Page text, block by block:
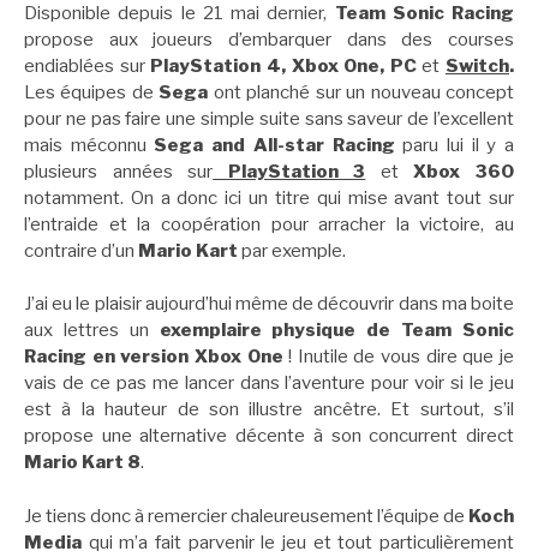
Disponible depuis le 21 mai dernier, Team Sonic Racing
propose aux joueurs d’embarquer dans des courses
endiablées sur PlayStation 4, Xbox One, PCet Switch.
Les équipes de Sega ont planché sur un nouveau concept
pour ne pas faire une simple suite sans saveur de l’excellent
mais méconnu Sega and All-star Racing paru lui il y a
plusieurs années sur PlayStation 3 etXbox 360
notamment. On a donc ici un titre qui mise avant tout sur
l’entraide et la coopération pour arracher la victoire, au
contraire d’un Mario Kart par exemple.
J’ai eu le plaisir aujourd’hui même de découvrir dans ma boite
aux lettres un exemplaire physique de Team Sonic
Racing en version Xbox One! Inutile de vous dire que je
vais de ce pas me lancer dans l’aventure pour voir si le jeu
est à la hauteur de son illustre ancêtre. Et surtout, s’il
propose une alternative décente à son concurrent direct
Mario Kart 8.
Je tiens donc à remercier chaleureusement l’équipe de Koch
Media qui m’a fait parvenir le jeu et tout particulièrement